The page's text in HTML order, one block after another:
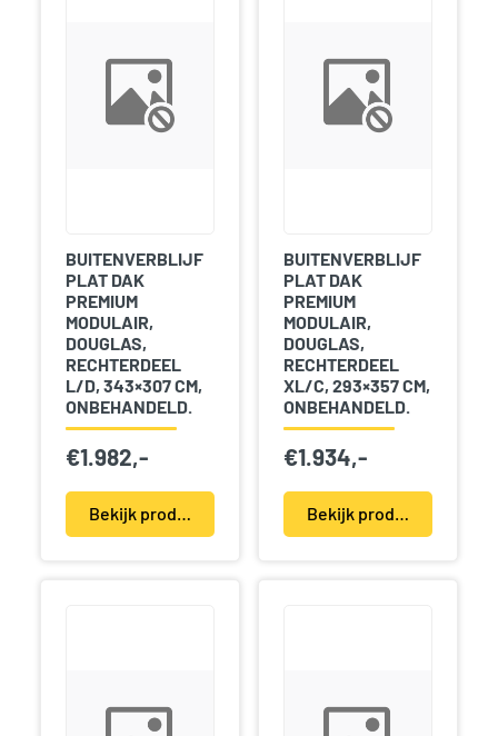
BUITENVERBLIJF
PLAT DAK
PREMIUM
MODULAIR,
DOUGLAS,
RECHTERDEEL
L/D, 343×307 CM,
ONBEHANDELD.
€1.982,-
Bekijk product(en)
BUITENVERBLIJF
PLAT DAK
PREMIUM
MODULAIR,
DOUGLAS,
RECHTERDEEL
XL/C, 293×357 CM,
ONBEHANDELD.
€1.934,-
Bekijk product(en)